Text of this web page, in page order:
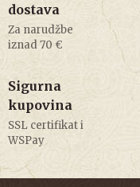
dostava
Za narudžbe
iznad 70 €
Sigurna
kupovina
SSL certifikat i
WSPay